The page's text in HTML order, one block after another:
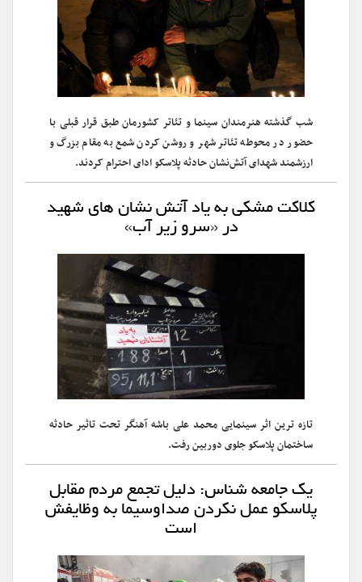
شب گذشته هنرمندان سینما و تئاتر کشورمان طبق قرار قبلی با
حضور در محوطه تئاتر شهر و روشن کردن شمع به مقام بزرگ و
ارزشمند شهدای آتش‌نشان حادثه پلاسکو ادای احترام کردند.
در «سرو زیر آب»
تازه ترین اثر سینمایی محمد علی باشه آهنگر تحت تاثیر حادثه
ساختمان پلاسکو جلوی دوربین رفت.
یک جامعه شناس: دلیل تجمع مردم مقابل
پلاسکو عمل نکردن صداوسیما به وظایفش
است